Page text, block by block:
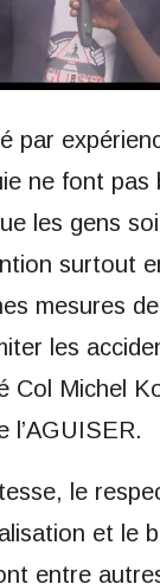
par
ne font pas
les gens
surtout
mesures
les
Col Michel
l’AGUISER.
le
et le
entre